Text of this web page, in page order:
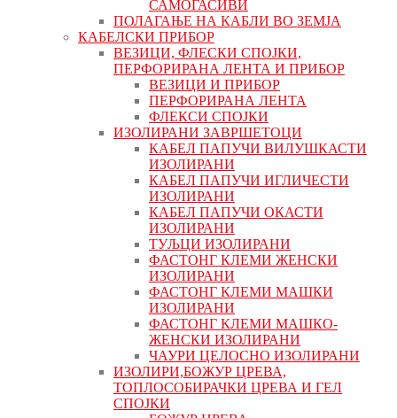
САМОГАСИВИ
ПОЛАГАЊЕ НА КАБЛИ ВО ЗЕМЈА
КАБЕЛСКИ ПРИБОР
ВЕЗИЦИ, ФЛЕСКИ СПОЈКИ,
ПЕРФОРИРАНА ЛЕНТА И ПРИБОР
ВЕЗИЦИ И ПРИБОР
ПЕРФОРИРАНА ЛЕНТА
ФЛЕКСИ СПОЈКИ
ИЗОЛИРАНИ ЗАВРШЕТОЦИ
КАБЕЛ ПАПУЧИ ВИЛУШКАСТИ
ИЗОЛИРАНИ
КАБЕЛ ПАПУЧИ ИГЛИЧЕСТИ
ИЗОЛИРАНИ
КАБЕЛ ПАПУЧИ ОКАСТИ
ИЗОЛИРАНИ
ТУЉЦИ ИЗОЛИРАНИ
ФАСТОНГ КЛЕМИ ЖЕНСКИ
ИЗОЛИРАНИ
ФАСТОНГ КЛЕМИ МАШКИ
ИЗОЛИРАНИ
ФАСТОНГ КЛЕМИ МАШКO-
ЖЕНСКИ ИЗОЛИРАНИ
ЧАУРИ ЦЕЛОСНО ИЗОЛИРАНИ
ИЗОЛИРИ,БОЖУР ЦРЕВА,
ТОПЛОСОБИРАЧКИ ЦРЕВА И ГЕЛ
СПОЈКИ